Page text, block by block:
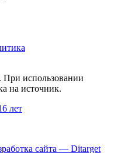
использовании
на источник.
лет
сайта — Ditarget